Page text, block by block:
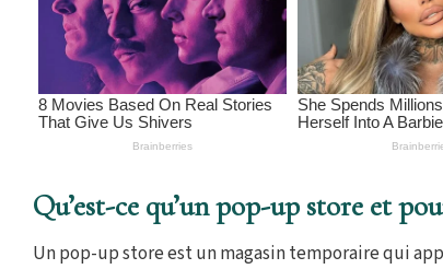
Qu’est-ce qu’un pop-up store et
Un pop-up store est un magasin temporaire qui